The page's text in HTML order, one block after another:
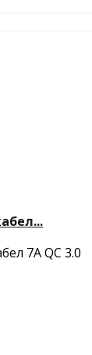
7A QC 3.0